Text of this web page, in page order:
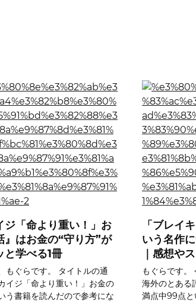
ジ「命より重い！」お
』はお金の“守り方”が
と学べる1冊
もぐらです。 タイトルの通
イジ「命より重い！」お金の
う書籍を読んだので参考にな
「ブレイ
いう名作
｜感想や
もぐらです。
海外のとある
満点中99点と